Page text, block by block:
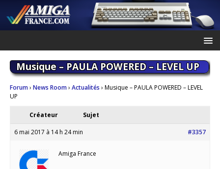
Musique – PAULA POWERED – LEVEL UP
Forum› News Room› Actualités › Musique – PAULA POWERED – LEVEL
UP
Créateur Sujet
6 mai 2017 à 14 h 24 min #3357
Amiga France